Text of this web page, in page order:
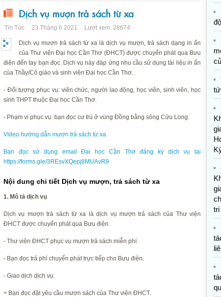
Dịch vụ mượn trả sách từ xa
Tin Tức 23 Tháng 6 2021 Lượt xem: 28674
Dịch vụ mượn trả sách từ xa là dịch vụ mượn, trả sách dạng in ấn
của Thư viện Đại học Cần Thơ (ĐHCT) được chuyển phát qua Bưu
điện đến tay bạn đọc. Dịch vụ này đáp ứng nhu cầu sử dụng tài liệu in ấn
của Thầy/Cô giáo và sinh viên Đại học Cần Thơ.
- Đối tượng phục vụ: viên chức, người lao động, học viên, sinh viên, học
sinh THPT thuộc Đại học Cần Thơ.
- Phạm vi phục vụ: bạn đọc cư trú ở vùng Đồng bằng sông Cửu Long.
Video hướng dẫn mượn trả sách từ xa
Bạn đọc sử dụng email Đại học Cần Thơ đăng ký dịch vụ tại
https://forms.gle/3REsvXQepj8MUAvR9
Nội dung chi tiết Dịch vụ mượn, trả sách từ xa
1. Mô tả dịch vụ
Dịch vụ mượn trả sách từ xa là dịch vụ mượn trả sách của Thư viện
ĐHCT được chuyển phát qua Bưu điện.
- Thư viện ĐHCT phục vụ mượn trả sách miễn phí.
- Bạn đọc trả phí chuyển phát trực tiếp cho Bưu điện.
- Giao dịch dịch vụ:
+ Bạn đọc đặt yêu cầu mượn sách của Thư viện ĐHCT.